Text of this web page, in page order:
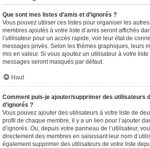
Que sont mes listes d’amis et d’ignorés ?
Vous pouvez utiliser ces listes pour organiser les
membres ajoutés à votre liste d’amis seront affichés
l’utilisateur pour un accès rapide, voir leur état de
messages privés. Selon les thèmes graphiques, leurs
mis en valeur. Si vous ajoutez un utilisateur à votre liste
messages seront masqués par défaut.
Haut
Comment puis-je ajouter/supprimer des utilisateurs
d’ignorés ?
Vous pouvez ajouter des utilisateurs à votre liste de
profil de chaque membre, il y a un lien pour l’ajouter
d’ignorés. Ou, depuis votre panneau de l’utilisateur,
directement des membres en saisissant leur nom
également supprimer des utilisateurs de votre liste